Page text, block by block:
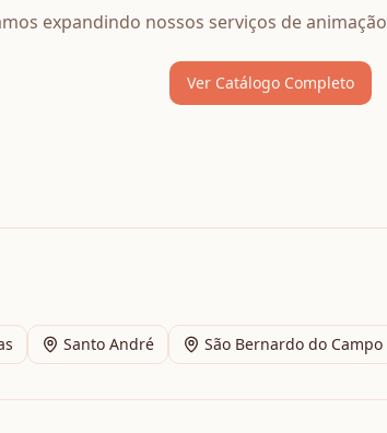
expandindo nossos serviços deanimação
Ver Catálogo Completo
Santo André São Bernardo do Campo